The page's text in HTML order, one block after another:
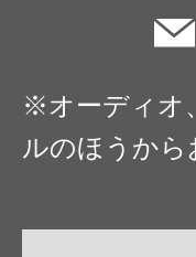
※オーディオ
ルのほうから